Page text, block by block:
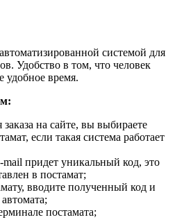
системой для
Удобство в том, что человек
удобное время.
на сайте, вы выбираете
если такая система работает
придет уникальный код, это
в постамат;
вводите полученный код и
постамата;